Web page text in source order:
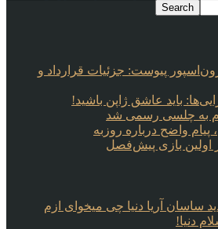
پیوست: جزئیات قرارداد و
باید عاشق ژاپن باشید!
به چلسی رسمی شد
واضح درباره روزبه
اولین بازی پیش‌فصل
ساسان آریا دنیا چی میخوای ازم
دنیا!